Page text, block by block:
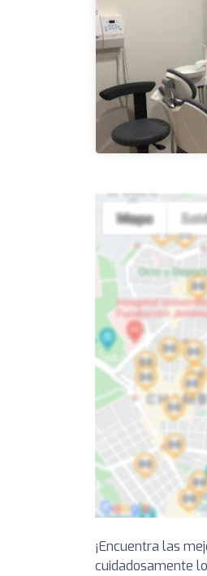
¡Encuentra las
cuidadosamente